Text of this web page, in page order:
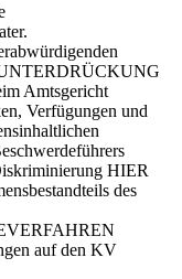
Amtsgericht
Verfügungen und
HIER
des
auf den KV